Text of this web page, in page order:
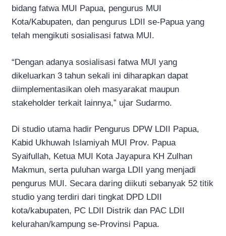
bidang fatwa MUI Papua, pengurus MUI
Kota/Kabupaten, dan pengurus LDII se-Papua yang
telah mengikuti sosialisasi fatwa MUI.
“Dengan adanya sosialisasi fatwa MUI yang
dikeluarkan 3 tahun sekali ini diharapkan dapat
diimplementasikan oleh masyarakat maupun
stakeholder terkait lainnya,” ujar Sudarmo.
Di studio utama hadir Pengurus DPW LDII Papua,
Kabid Ukhuwah Islamiyah MUI Prov. Papua
Syaifullah, Ketua MUI Kota Jayapura KH Zulhan
Makmun, serta puluhan warga LDII yang menjadi
pengurus MUI. Secara daring diikuti sebanyak 52 titik
studio yang terdiri dari tingkat DPD LDII
kota/kabupaten, PC LDII Distrik dan PAC LDII
kelurahan/kampung se-Provinsi Papua.